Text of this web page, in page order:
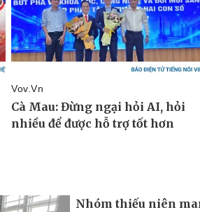
Nhóm thiếu niên